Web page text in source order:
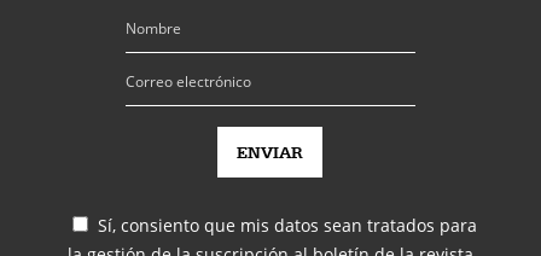
Sí, consiento que mis datos sean tratados para